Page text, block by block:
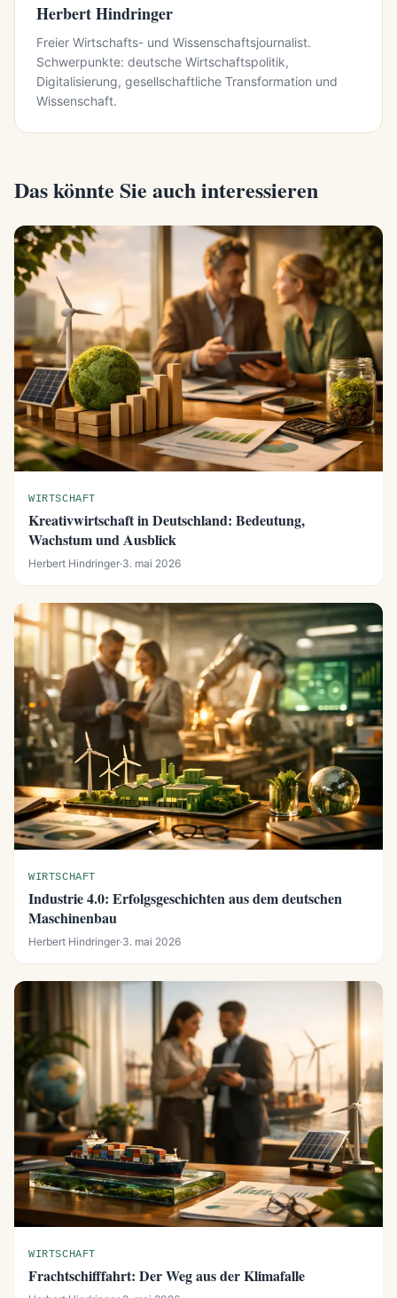
Herbert Hindringer
Freier Wirtschafts- und Wissenschaftsjournalist.
Schwerpunkte: deutsche Wirtschaftspolitik,
Digitalisierung, gesellschaftliche Transformation und
Wissenschaft.
Das könnte Sie auch interessieren
WIRTSCHAFT
Kreativwirtschaft in Deutschland: Bedeutung,
Wachstum und Ausblick
Herbert Hindringer·3. mai 2026
WIRTSCHAFT
Industrie 4.0: Erfolgsgeschichten aus dem deutschen
Maschinenbau
Herbert Hindringer·3. mai 2026
WIRTSCHAFT
Frachtschifffahrt: Der Weg aus der Klimafalle